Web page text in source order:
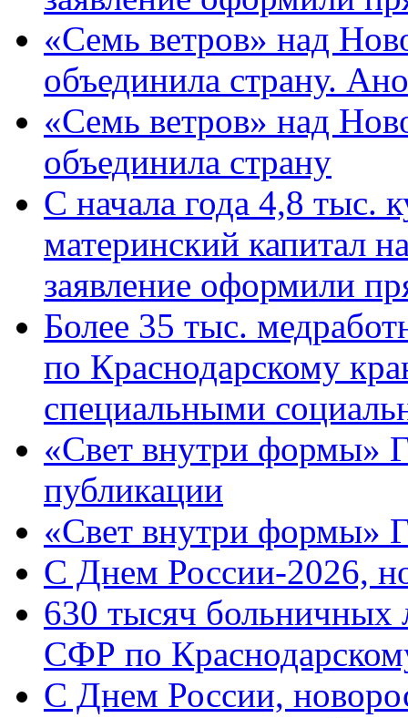
«Семь ветров» над
объединила страну.
«Семь ветров» над
объединила страну
С начала года 4,8 тыс.
материнский капитал
заявление оформили
Более 35 тыс.
по Краснодарскому
специальными
«Свет внутри формы»
публикации
«Свет внутри формы»
C Днем России-2026,
630 тысяч больничных
СФР по
C Днем России,